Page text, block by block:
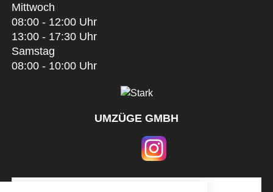
Mittwoch
08:00 - 12:00 Uhr
13:00 - 17:30 Uhr
Samstag
08:00 - 10:00 Uhr
UMZÜGE GMBH